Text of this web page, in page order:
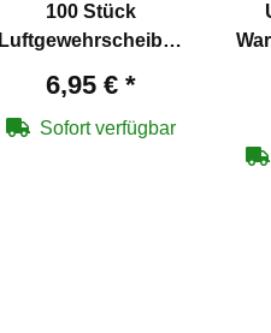
100 Stück
Luftgewehrscheiben
6,95 € *
Sofort verfügbar